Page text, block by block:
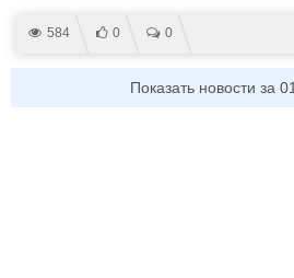
584 0 0
Показать новости за